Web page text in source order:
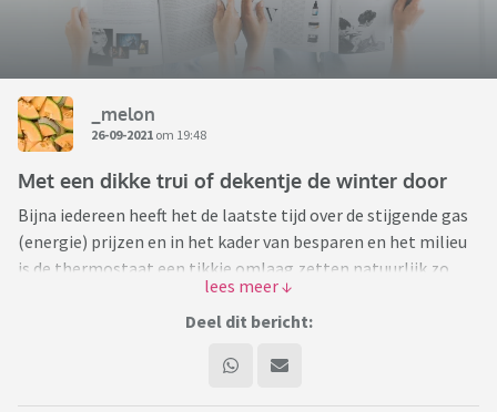
_melon
26-09-2021 om 19:48
Met een dikke trui of dekentje de winter door
Bijna iedereen heeft het de laatste tijd over de stijgende gas
(energie) prijzen en in het kader van besparen en het milieu
is de thermostaat een tikkie omlaag zetten natuurlijk zo
vaker een dikke trui of een dekentje te pakken. Soort minder
gas kletstopic haha.
Deel dit bericht: